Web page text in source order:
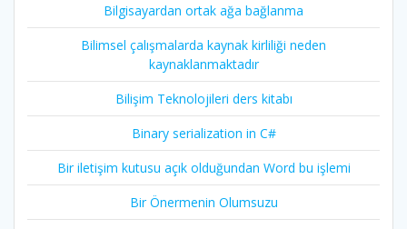
Bilgisayardan ortak ağa bağlanma
Bilimsel çalışmalarda kaynak kirliliği neden
kaynaklanmaktadır
Bilişim Teknolojileri ders kitabı
Binary serialization in C#
Bir iletişim kutusu açık olduğundan Word bu işlemi
Bir Önermenin Olumsuzu